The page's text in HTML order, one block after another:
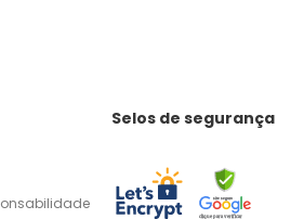
Selos de segurança